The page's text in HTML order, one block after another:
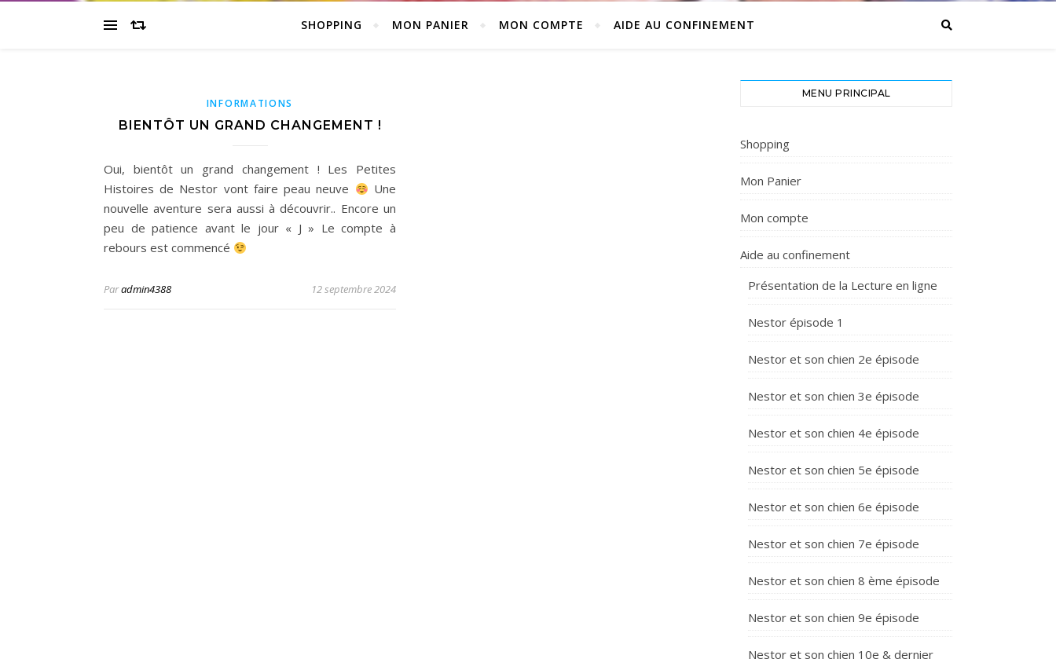
SHOPPING MON PANIER MON COMPTE AIDE AU CONFINEMENT
INFORMATIONS
BIENTÔT UN GRAND CHANGEMENT !
Oui, bientôt un grand changement ! Les Petites
Histoires de Nestor vont faire peau neuve
Une
nouvelle aventure sera aussi à découvrir.. Encore un
peu de patience avant le jour « J » Le compte à
rebours est commencé
Paradmin4388 12 septembre 2024
MENU PRINCIPAL
Shopping
Mon Panier
Mon compte
Aide au confinement
Présentation de la Lecture en ligne
Nestor épisode 1
Nestor et son chien 2e épisode
Nestor et son chien 3e épisode
Nestor et son chien 4e épisode
Nestor et son chien 5e épisode
Nestor et son chien 6e épisode
Nestor et son chien 7e épisode
Nestor et son chien 8 ème épisode
Nestor et son chien 9e épisode
Nestor et son chien 10e & dernier